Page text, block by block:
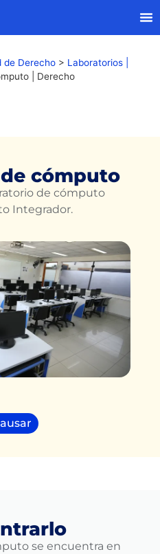
de Derecho > Laboratorios |
| Derecho
cómputo
de cómputo
Integrador.
se encuentra en